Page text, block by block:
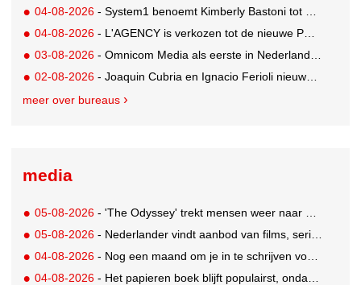
04-08-2026 - System1 benoemt Kimberly Bastoni tot Gobal Chief Commercial Officer
04-08-2026 - L'AGENCY is verkozen tot de nieuwe PR-partner van KoRo
03-08-2026 - Omnicom Media als eerste in Nederland actief met advertenties in ChatGPT
02-08-2026 - Joaquin Cubria en Ignacio Ferioli nieuwe Global CCO’s GUT, Renata Neumann Global Head of Production
meer over bureaus
media
05-08-2026 - 'The Odyssey' trekt mensen weer naar de bioscoop
05-08-2026 - Nederlander vindt aanbod van films, series en sport vaak versnipperd
04-08-2026 - Nog een maand om je in te schrijven voor de Mercurs 2026
04-08-2026 - Het papieren boek blijft populairst, ondanks digitale alternatieven